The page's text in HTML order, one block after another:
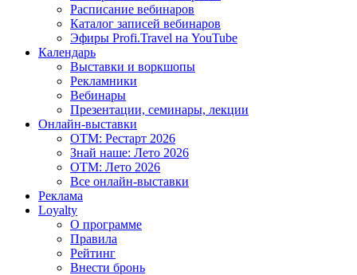
Расписание вебинаров
Каталог записей вебинаров
Эфиры Profi.Travel на YouTube
Календарь
Выставки и воркшопы
Рекламники
Вебинары
Презентации, семинары, лекции
Онлайн-выставки
OTM: Рестарт 2026
Знай наше: Лето 2026
OTM: Лето 2026
Все онлайн-выставки
Реклама
Loyalty
О программе
Правила
Рейтинг
Внести бронь